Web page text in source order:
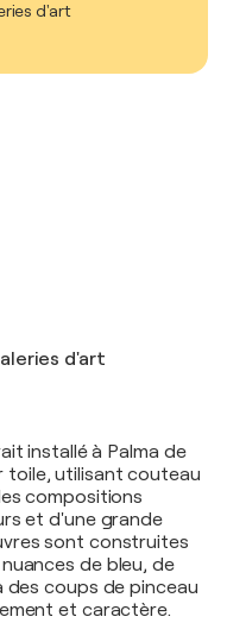
d'art
d'art
installé à Palma de
toile, utilisant couteau
compositions
et d'une grande
sont construites
de bleu, de
des coups de pinceau
et caractère.